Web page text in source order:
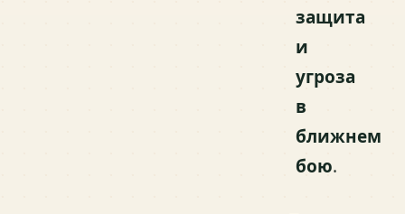
защита
и
угроза
в
ближнем
бою.